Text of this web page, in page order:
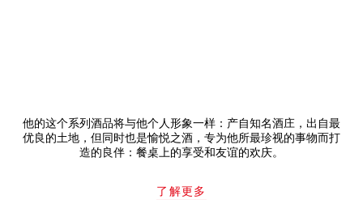
他的这个系列酒品将与他个人形象一样：产自知名酒庄，出自最
优良的土地，但同时也是愉悦之酒，专为他所最珍视的事物而打
造的良伴：餐桌上的享受和友谊的欢庆。
了解更多